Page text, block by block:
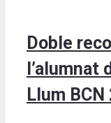
Doble
l’alumnat
Llum BCN